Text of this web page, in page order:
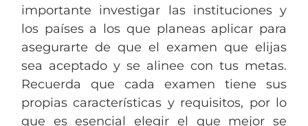
importante investigar las instituciones y
los países a los que planeas aplicar para
asegurarte de que el examen que elijas
sea aceptado y se alinee con tus metas.
Recuerda que cada examen tiene sus
propias características y requisitos, por lo
que es esencial elegir el que mejor se